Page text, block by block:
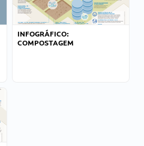
INFOGRÁFICO:
COMPOSTAGEM